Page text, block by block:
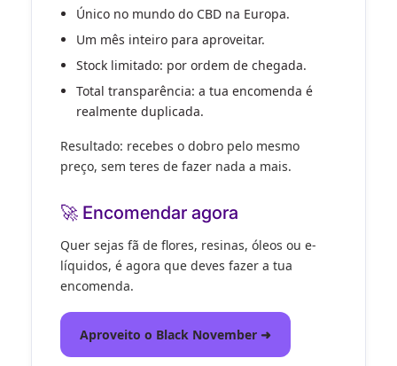
Único no mundo do CBD na Europa.
Um mês inteiro para aproveitar.
Stock limitado: por ordem de chegada.
Total transparência: a tua encomenda é
realmente duplicada.
Resultado: recebes o dobro pelo mesmo
preço, sem teres de fazer nada a mais.
🚀 Encomendar agora
Quer sejas fã de flores, resinas, óleos ou e-
líquidos, é agora que deves fazer a tua
encomenda.
Aproveito o Black November ➜